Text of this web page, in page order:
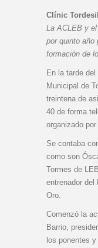
Clínic
La ACLEB y
por quinto año
formación de
En la tarde
Municipal de
treintena de
40 de forma
organizado
Se contaba
como son
Tormes de
entrenador del
Oro.
Comenzó la
Barrio,
los ponentes